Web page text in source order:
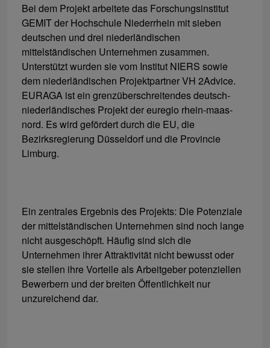
Bei dem Projekt arbeitete das Forschungsinstitut
GEMIT der Hochschule Niederrhein mit sieben
deutschen und drei niederländischen
mittelständischen Unternehmen zusammen.
Unterstützt wurden sie vom Institut NIERS sowie
dem niederländischen Projektpartner VH 2Advice.
EURAGA ist ein grenzüberschreitendes deutsch-
niederländisches Projekt der euregio rhein-maas-
nord. Es wird gefördert durch die EU, die
Bezirksregierung Düsseldorf und die Provincie
Limburg.
Ein zentrales Ergebnis des Projekts: Die Potenziale
der mittelständischen Unternehmen sind noch lange
nicht ausgeschöpft. Häufig sind sich die
Unternehmen ihrer Attraktivität nicht bewusst oder
sie stellen ihre Vorteile als Arbeitgeber potenziellen
Bewerbern und der breiten Öffentlichkeit nur
unzureichend dar.